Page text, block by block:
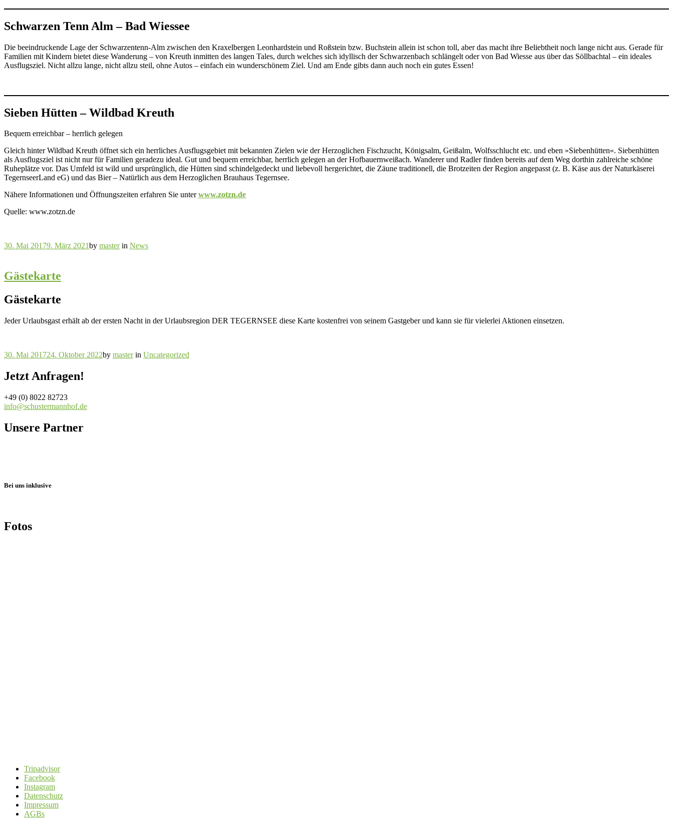
Schwarzen Tenn Alm – Bad Wiessee
Die beeindruckende Lage der Schwarzentenn-Alm zwischen den Kraxelbergen Leonhardstein und Roßstein bzw. Buchstein allein ist schon toll, aber das macht ihre Beliebtheit noch lange nicht aus. Gerade für
Familien mit Kindern bietet diese Wanderung – von Kreuth inmitten des langen Tales, durch welches sich idyllisch der Schwarzenbach schlängelt oder von Bad Wiesse aus über das Söllbachtal – ein ideales
Ausflugsziel. Nicht allzu lange, nicht allzu steil, ohne Autos – einfach ein wunderschönem Ziel. Und am Ende gibts dann auch noch ein gutes Essen!
Sieben Hütten – Wildbad Kreuth
Bequem erreichbar – herrlich gelegen
Gleich hinter Wildbad Kreuth öffnet sich ein herrliches Ausflugsgebiet mit bekannten Zielen wie der Herzoglichen Fischzucht, Königsalm, Geißalm, Wolfsschlucht etc. und eben »Siebenhütten«. Siebenhütten
als Ausflugsziel ist nicht nur für Familien geradezu ideal. Gut und bequem erreichbar, herrlich gelegen an der Hofbauernweißach. Wanderer und Radler finden bereits auf dem Weg dorthin zahlreiche schöne
Ruheplätze vor. Das Umfeld ist wild und ursprünglich, die Hütten sind schindelgedeckt und liebevoll hergerichtet, die Zäune traditionell, die Brotzeiten der Region angepasst (z. B. Käse aus der Naturkäserei
TegernseerLand eG) und das Bier – Natürlich aus dem Herzoglichen Brauhaus Tegernsee.
Nähere Informationen und Öffnungszeiten erfahren Sie unterwww.zotzn.de
Quelle: www.zotzn.de
30. Mai 20179. März 2021by master in News
Gästekarte
Gästekarte
Jeder Urlaubsgast erhält ab der ersten Nacht in der Urlaubsregion DER TEGERNSEE diese Karte kostenfrei von seinem Gastgeber und kann sie für vielerlei Aktionen einsetzen.
30. Mai 201724. Oktober 2022by master in Uncategorized
Jetzt Anfragen!
+49 (0) 8022 82723
info@schustermannhof.de
Unsere Partner
Bei uns inklusive
Fotos
Tripadvisor
Facebook
Instagram
Datenschutz
Impressum
AGBs